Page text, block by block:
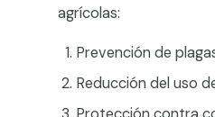
agrícolas:
Prevención de
Reducción del uso